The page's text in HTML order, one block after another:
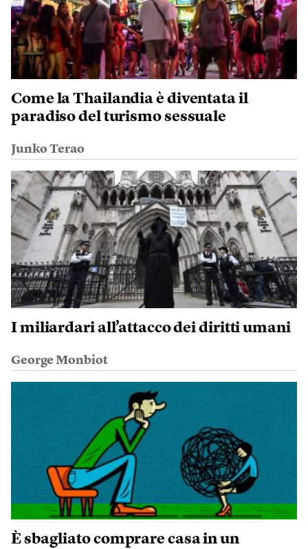
Come la Thailandia è diventata il
paradiso del turismo sessuale
Junko Terao
I miliardari all’attacco dei diritti umani
George Monbiot
È sbagliato comprare casa in un